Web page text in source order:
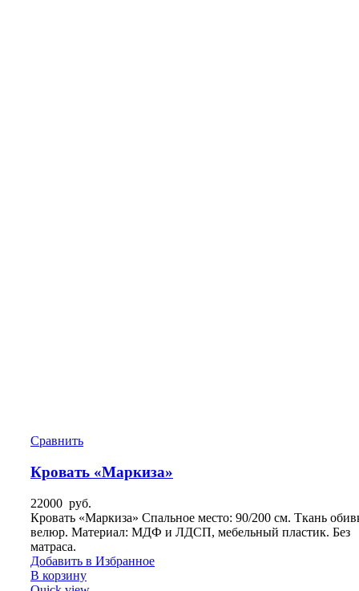
Сравнить
Кровать «Маркиза»
22000 руб.
Кровать «Маркиза» Спальное место: 90/200 см. Ткань
велюр. Материал: МДФ и ЛДСП, мебельный пластик. Без
матраса.
Добавить в Избранное
В корзину